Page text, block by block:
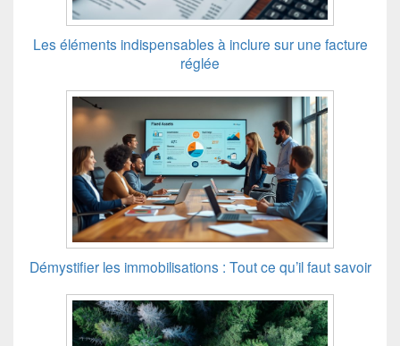
Les éléments indispensables à inclure sur une facture
réglée
Démystifier les immobilisations : Tout ce qu’il faut savoir